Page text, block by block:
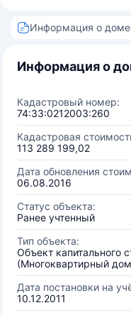
Информация о доме
Информация о
Кадастровый номер:
74:33:0212003:260
Кадастровая
113 289 199,02
Дата обновления
06.08.2016
Статус объекта:
Ранее учтенный
Тип объекта:
Объект капитального
(Многоквартирный
Дата постановки на
10.12.2011